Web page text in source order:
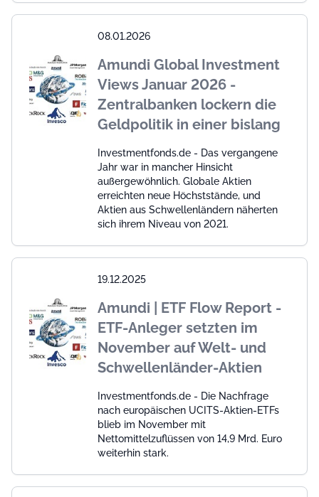
08.01.2026
Amundi Global Investment
Views Januar 2026 -
Zentralbanken lockern die
Geldpolitik in einer bislang
Investmentfonds.de - Das vergangene
Jahr war in mancher Hinsicht
außergewöhnlich. Globale Aktien
erreichten neue Höchststände, und
Aktien aus Schwellenländern näherten
sich ihrem Niveau von 2021.
19.12.2025
Amundi | ETF Flow Report -
ETF-Anleger setzten im
November auf Welt- und
Schwellenländer-Aktien
Investmentfonds.de - Die Nachfrage
nach europäischen UCITS-Aktien-ETFs
blieb im November mit
Nettomittelzuflüssen von 14,9 Mrd. Euro
weiterhin stark.